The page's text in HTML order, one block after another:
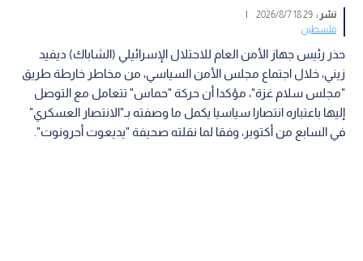
نشر :18:29 2026/8/7
|
فلسطين
حذر رئيس جهاز الأمن العام للاحتلال الإسرائيلي (الشاباك) ديفيد
زيني، خلال اجتماع مجلس الأمن السياسي، من مخاطر خارطة طريق
"مجلس سلام غزة"، مؤكدا أن حركة "حماس" تتعامل مع التوصل
إليها باعتباره انتصارا سياسيا يكمل ما وصفته بـ"الانتصار العسكري"
في السابع من أكتوبر، وفقا لما نقلته صحيفة "يديعوت أحرونوت".